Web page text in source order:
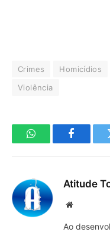
Crimes Homicídios
Violência
WhatsApp
Atitude
Site
Ao